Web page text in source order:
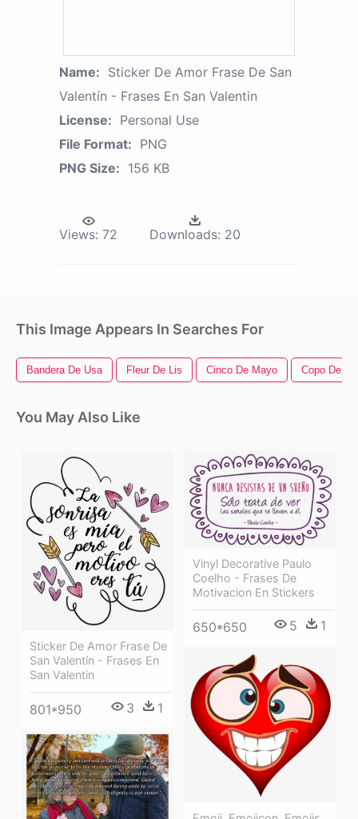
Name: Sticker De Amor Frase De San
Valentín - Frases En San Valentin
License: Personal Use
File Format: PNG
PNG Size: 156 KB
Views: 72 Downloads: 20
This Image Appears In Searches For
Bandera De Usa Fleur De Lis Cinco De Mayo Copo De
You May Also Like
Sticker De Amor Frase De
San Valentín - Frases En
San Valentin
801*950 3 1
Vinyl Decorative Paulo
Coelho - Frases De
Motivacion En Stickers
650*650 5 1